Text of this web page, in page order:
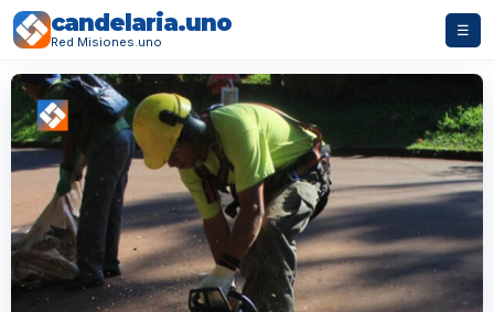
candelaria.uno
Red Misiones.uno
☰